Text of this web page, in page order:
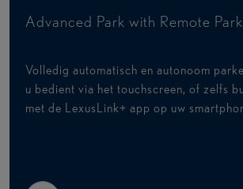
Advanced Park with Remote Park
Volledig automatisch en autonoom
u bedient via het touchscreen, of zelfs
met de LexusLink+ app op uw